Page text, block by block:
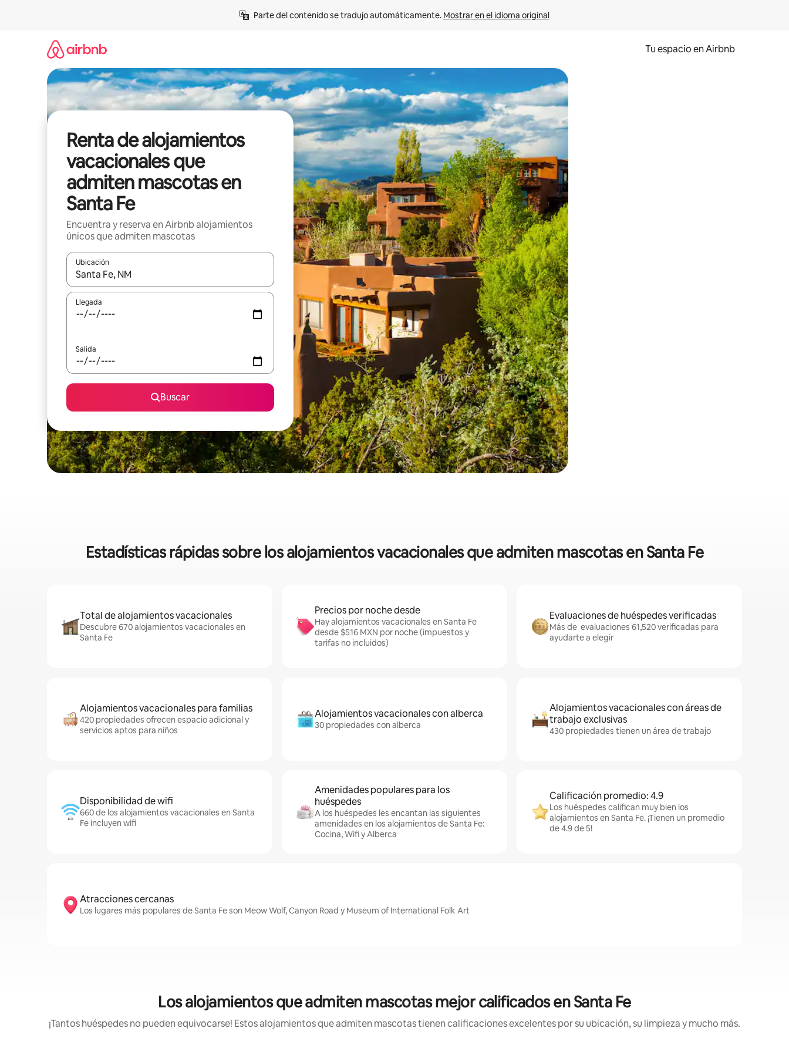
Parte del contenido se tradujo automáticamente. Mostrar en el idioma original
Tu espacio en Airbnb
Renta de alojamientos
vacacionales que
admiten mascotas en
Santa Fe
Encuentra y reserva en Airbnb alojamientos
únicos que admiten mascotas
Ubicación
Cuando los resultados estén disponibles, podrás navegar usando las teclas de las flechas hacia arriba y hacia abajo, o bien tocando y deslizando la pantalla.
Llegada
Salida
Buscar
Estadísticas rápidas sobre los alojamientos vacacionales que admiten mascotas en Santa Fe
Total de alojamientos vacacionales
Descubre 670 alojamientos vacacionales en
Santa Fe
Precios por noche desde
Hay alojamientos vacacionales en Santa Fe
desde $516 MXN por noche (impuestos y
tarifas no incluidos)
Evaluaciones de huéspedes verificadas
Más de evaluaciones 61,520 verificadas para
ayudarte a elegir
Alojamientos vacacionales para familias
420 propiedades ofrecen espacio adicional y
servicios aptos para niños
Alojamientos vacacionales con alberca
30 propiedades con alberca
Alojamientos vacacionales con áreas de
trabajo exclusivas
430 propiedades tienen un área de trabajo
Disponibilidad de wifi
660 de los alojamientos vacacionales en Santa
Fe incluyen wifi
Amenidades populares para los
huéspedes
A los huéspedes les encantan las siguientes
amenidades en los alojamientos de Santa Fe:
Cocina, Wifi y Alberca
Calificación promedio: 4.9
Los huéspedes califican muy bien los
alojamientos en Santa Fe. ¡Tienen un promedio
de 4.9 de 5!
Atracciones cercanas
Los lugares más populares de Santa Fe son Meow Wolf, Canyon Road y Museum of International Folk Art
Los alojamientos que admiten mascotas mejor calificados en Santa Fe
¡Tantos huéspedes no pueden equivocarse! Estos alojamientos que admiten mascotas tienen calificaciones excelentes por su ubicación, su limpieza y mucho más.